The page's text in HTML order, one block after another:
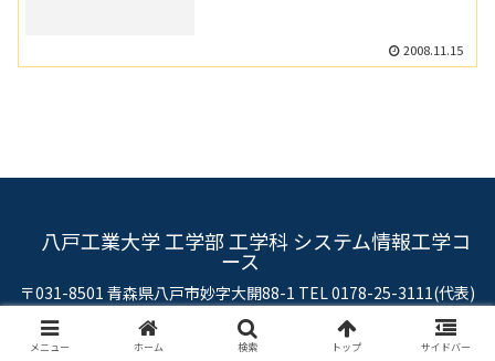
2008.11.15
八戸工業大学 工学部 工学科 システム情報工学コ
ース
〒031-8501 青森県八戸市妙字大開88-1 TEL 0178-25-3111(代表)
メニュー ホーム 検索 トップ サイドバー